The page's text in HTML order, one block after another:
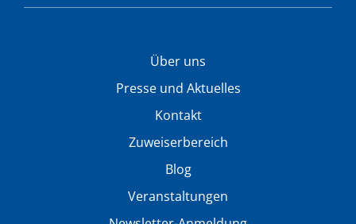
Über uns
Presse und Aktuelles
Kontakt
Zuweiserbereich
Blog
Veranstaltungen